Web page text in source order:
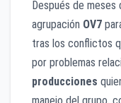
Después de
agrupación OV7
tras los conflictos
por problemas
producciones